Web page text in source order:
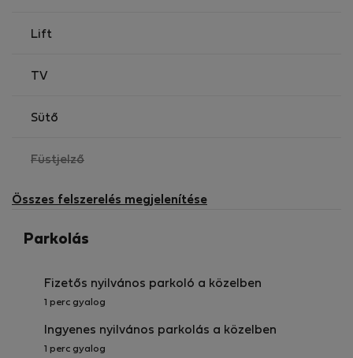
Lift
TV
Sütő
Füstjelző,
elérhető
Összes felszerelés megjelenítése
Parkolás
Fizetős nyilvános parkoló a közelben
1 perc gyalog
Ingyenes nyilvános parkolás a közelben
1 perc gyalog